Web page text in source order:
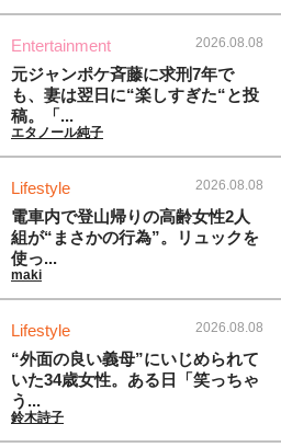
Entertainment 2026.08.08
元ジャンポケ斉藤に求刑7年で
も、妻は翌日に“楽しすぎた“と投
稿。「...
エタノール純子
Lifestyle 2026.08.08
電車内で登山帰りの高齢女性2人
組が“まさかの行為”。リュックを
使っ...
maki
Lifestyle 2026.08.08
“外面の良い義母”にいじめられて
いた34歳女性。ある日「笑っちゃ
う...
鈴木詩子